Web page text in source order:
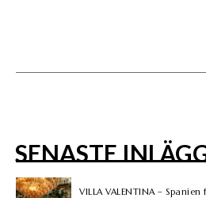
SENASTE
VILLA VALENTINA –